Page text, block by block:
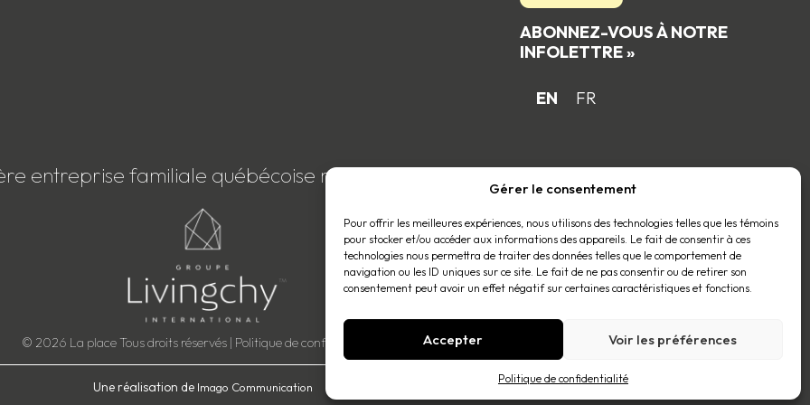
Gérer le consentement
Pour offrir les meilleures expériences, nous utilisons des technologies telles que les témoins
pour stocker et/ou accéder aux informations des appareils. Le fait de consentir à ces
technologies nous permettra de traiter des données telles que le comportement de
navigation ou les ID uniques sur ce site. Le fait de ne pas consentir ou de retirer son
consentement peut avoir un effet négatif sur certaines caractéristiques et fonctions.
Accepter Voir les préférences
Politique de confidentialité
ABONNEZ-VOUS À NOTRE
INFOLETTRE »
EN FR
entreprise familiale québécoise membre du
© 2026 La place Tous droits réservés | Politique de confidentialité
Une réalisation de Imago Communication